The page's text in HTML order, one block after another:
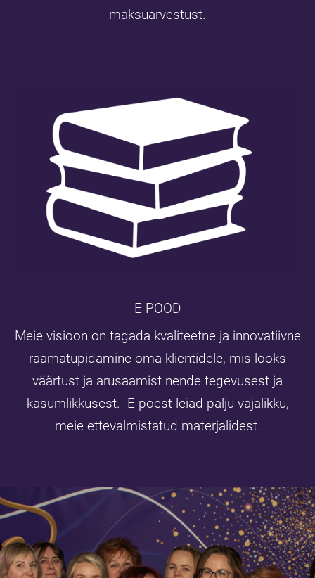
maksuarvestust.
E-POOD
Meie visioon on tagada kvaliteetne ja innovatiivne
raamatupidamine oma klientidele, mis looks
väärtust ja arusaamist nende tegevusest ja
kasumlikkusest. E-poest leiad palju vajalikku,
meie ettevalmistatud materjalidest.